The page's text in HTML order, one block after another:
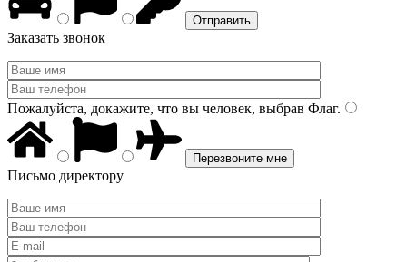
Заказать звонок
Пожалуйста, докажите, что вы человек, выбрав Флаг.
Письмо директору